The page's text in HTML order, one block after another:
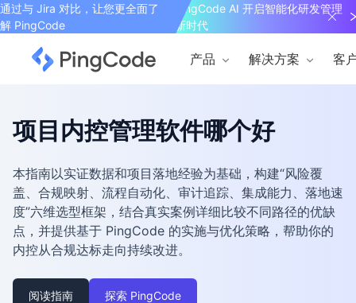
通过与 Jira 对比，让您更全面了
解 PingCode
PingCode AI 开启智能化研发管理
新时代
产品 解决方案 客
项目内控管理软件哪个好
本指南以实证数据和项目落地经验为基础，构建“风险覆
盖、合规映射、流程自动化、审计追踪、集成能力、落地速
度”六维选型框架，结合真实案例详细比较不同路径的优缺
点，并提供基于 PingCode 的实施与优化策略，帮助你的
内控从合规达标走向持续改进。
阅读指南 探索 PingCode